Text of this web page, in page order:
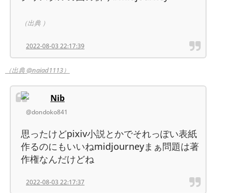
（出典 ）
2022-08-03 22:17:39
（出典 @naiad1113）
Nib
@dondoko841
思ったけどpixiv小説とかでそれっぽい表紙
作るのにもいいねmidjourneyまぁ問題は著
作権なんだけどね
2022-08-03 22:17:37